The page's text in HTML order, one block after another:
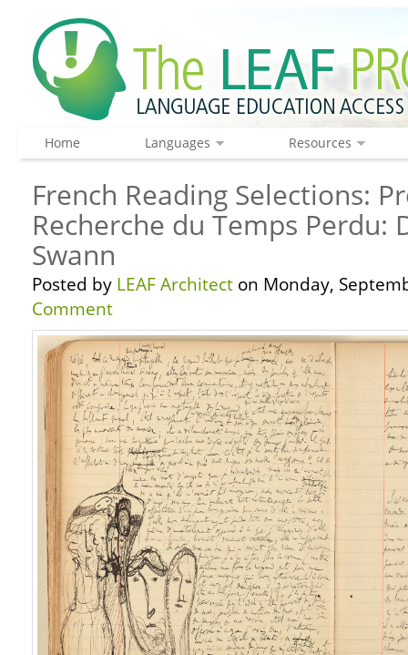
Home Languages Resources
French Reading Selections:
Recherche du Temps Perdu:
Swann
Posted by LEAF Architect on Monday,
Comment